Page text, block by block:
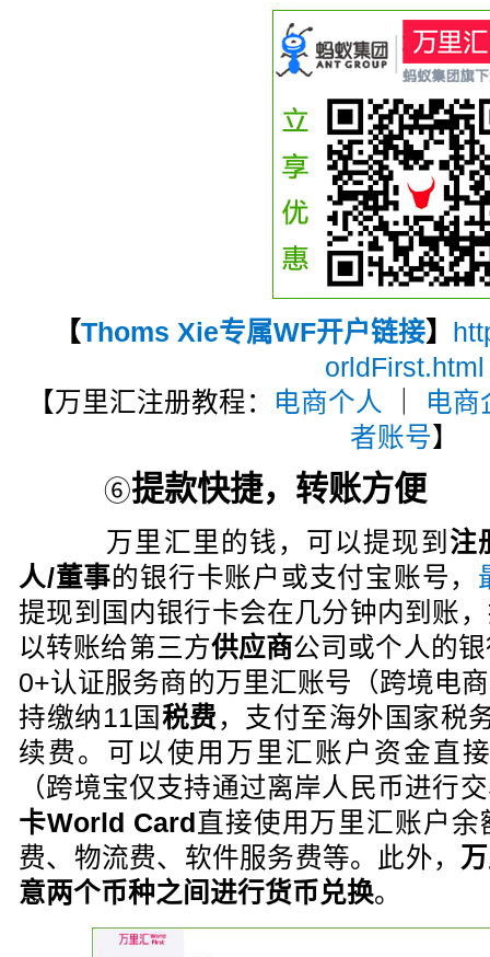
【Thoms Xie专属WF开户链接】
orldFirst.html
【万里汇注册教程：
电商个人
电商
者账号】
⑥提款快捷，转账方便
万里汇里的钱，可以提现到 注
人/董事的银行卡账户或支付宝账号，
提现到国内银行卡会在几分钟内到账
以转账给第三方供应商公司或个人的
0+认证服务商的万里汇账号（跨境电
持缴纳11国 税费 ，支付至海外国家税
续费。可以使用万里汇账户资金直
（跨境宝仅支持通过离岸人民币进行
卡World Card 直接使用万里汇账户
费、物流费、软件服务费等。此外，
意两个币种之间进行货币兑换。